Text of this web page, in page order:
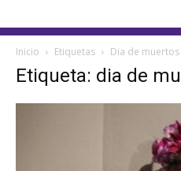
Inicio Etiquetas Dia de muertos
Etiqueta: dia de